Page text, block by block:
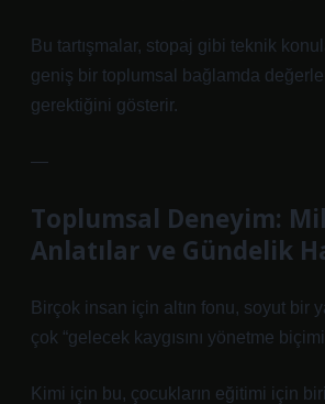
Bu tartışmalar, stopaj gibi teknik
geniş bir toplumsal bağlamda
gerektiğini gösterir.
—
Toplumsal Deneyim:
Anlatılar ve Gündelik
Birçok insan için altın fonu, soyut bir
çok “gelecek kaygısını yönetme
Kimi için bu, çocukların eğitimi için